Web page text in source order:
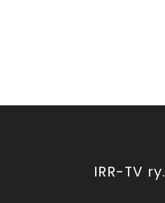
IRR-TV ry.